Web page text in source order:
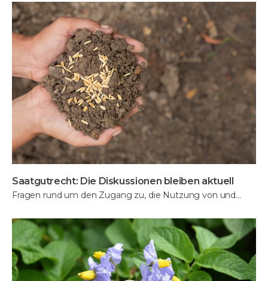
Saatgutrecht: Die Diskussionen bleiben aktuell
Fragen rund um den Zugang zu, die Nutzung von und…